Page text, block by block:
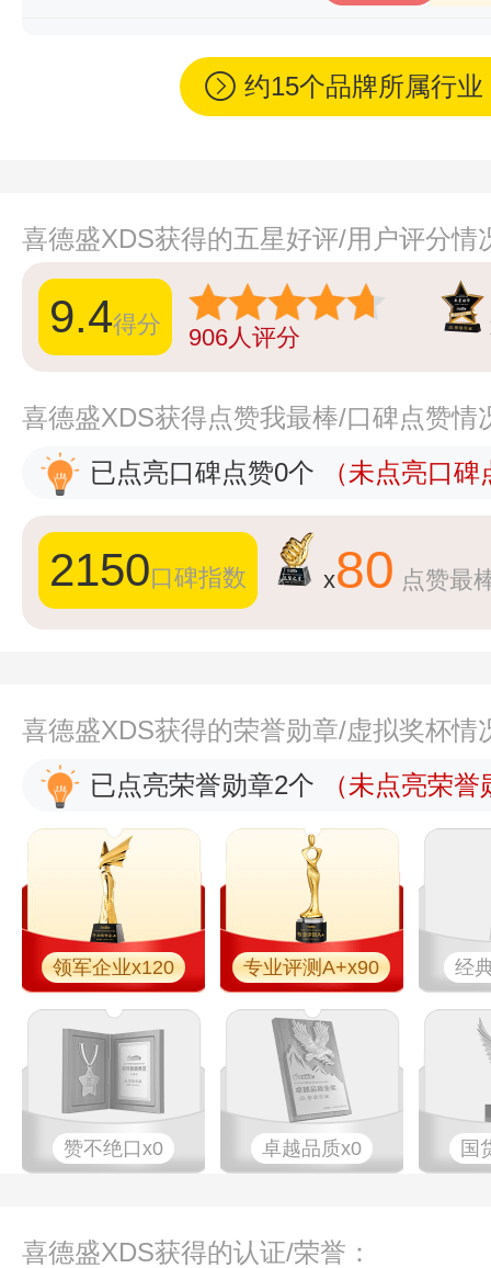
约15个品牌所属行
喜德盛XDS获得的五星好评/用户评分情
9.4得分 906人评分
喜德盛XDS获得点赞我最棒/口碑点赞情
已点亮口碑点赞0个
（未点亮口
2150口碑指数 x80 点赞最
喜德盛XDS获得的荣誉勋章/虚拟奖杯情
已点亮荣誉勋章2个
（未点亮荣
领军企业x120 专业评测A+x90 经
赞不绝口x0 卓越品质x0 国
喜德盛XDS获得的认证/荣誉：